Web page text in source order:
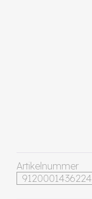
Artikelnummer
9120001436224